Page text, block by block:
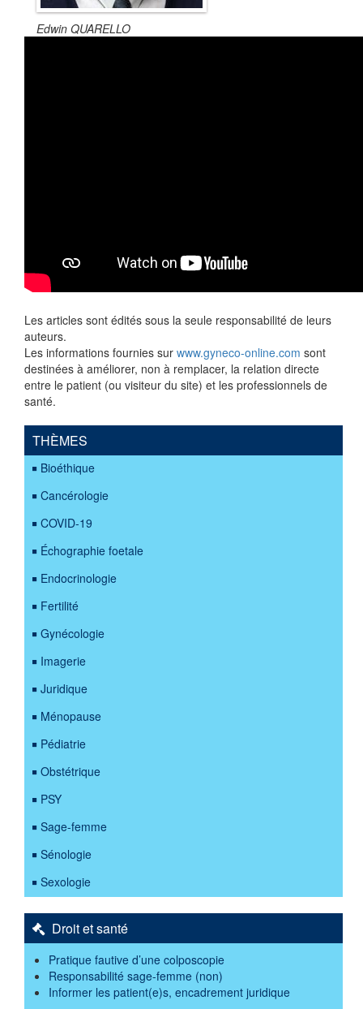
Edwin QUARELLO
Les articles sont édités sous la seule responsabilité de leurs
auteurs.
Les informations fournies sur www.gyneco-online.com sont
destinées à améliorer, non à remplacer, la relation directe
entre le patient (ou visiteur du site) et les professionnels de
santé.
THÈMES
Bioéthique
Cancérologie
COVID-19
Échographie foetale
Endocrinologie
Fertilité
Gynécologie
Imagerie
Juridique
Ménopause
Pédiatrie
Obstétrique
PSY
Sage-femme
Sénologie
Sexologie
Droit et santé
Pratique fautive d’une colposcopie
Responsabilité sage-femme (non)
Informer les patient(e)s, encadrement juridique